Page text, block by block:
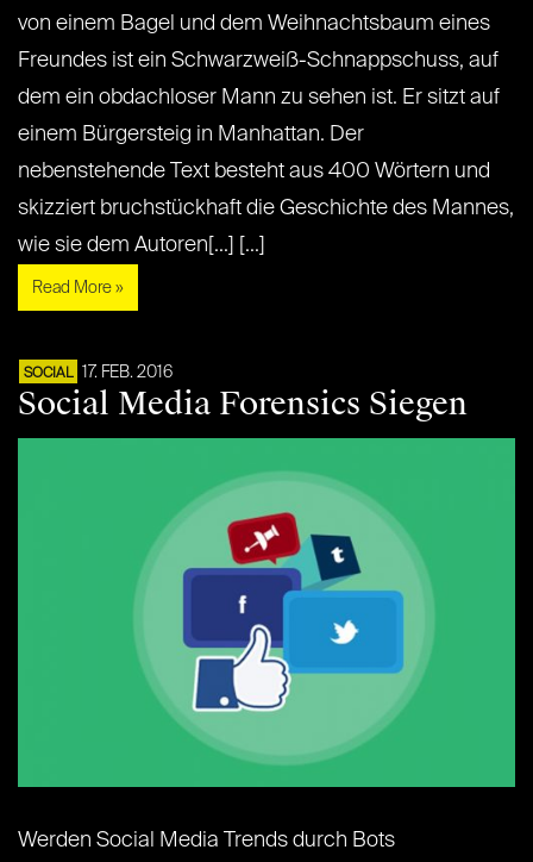
von einem Bagel und dem Weihnachtsbaum eines
Freundes ist ein Schwarzweiß-Schnappschuss, auf
dem ein obdachloser Mann zu sehen ist. Er sitzt auf
einem Bürgersteig in Manhattan. Der
nebenstehende Text besteht aus 400 Wörtern und
skizziert bruchstückhaft die Geschichte des Mannes,
wie sie dem Autoren[...] [...]
Read More »
SOCIAL 17. FEB. 2016
Social Media Forensics Siegen
Werden Social Media Trends durch Bots